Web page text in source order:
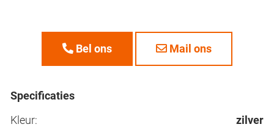
Bel ons Mail ons
Specificaties
Kleur:
zilver